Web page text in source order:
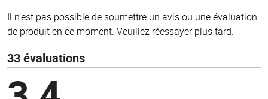
Il n’est pas possible de soumettre un avis ou une évaluation
de produit en ce moment. Veuillez réessayer plus tard.
33 évaluations